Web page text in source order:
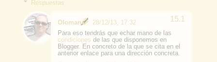
Respuestas
Oloman
28/12/13, 17:32
Para eso tendrás que echar mano de las
condiciones de las que disponemos en
Blogger. En concreto de la que se cita en el
anterior enlace para una dirección concreta.